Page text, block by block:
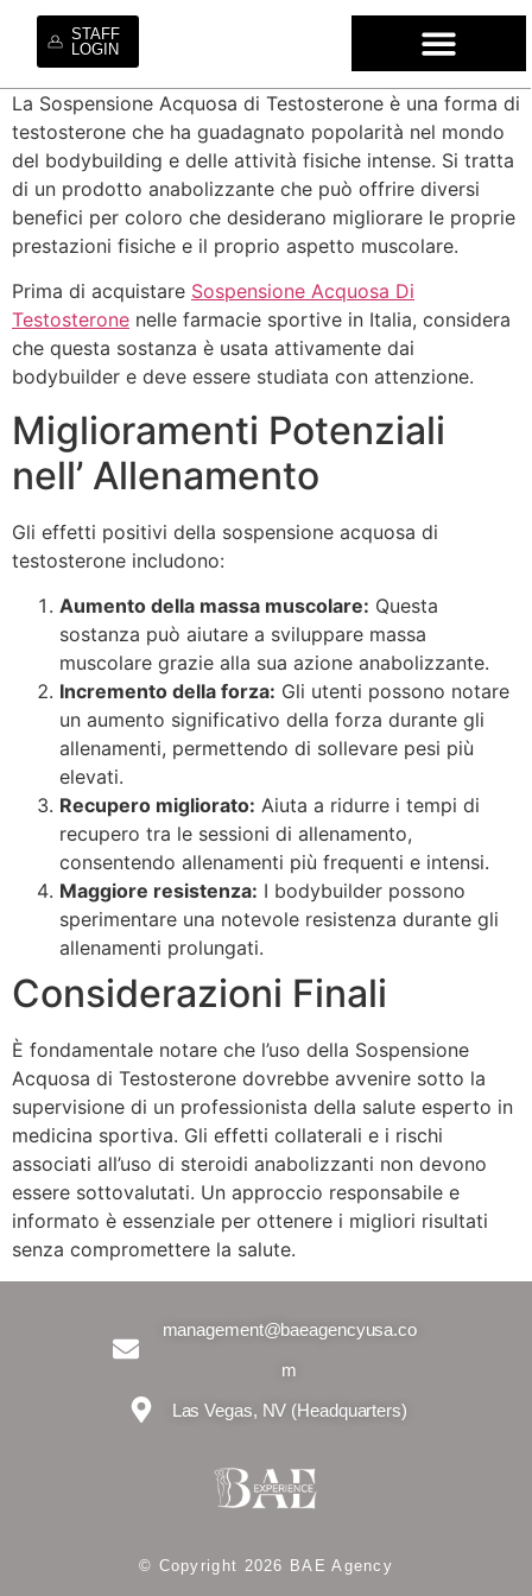
STAFF
LOGIN
La Sospensione Acquosa di Testosterone è una forma di
testosterone che ha guadagnato popolarità nel mondo
del bodybuilding e delle attività fisiche intense. Si tratta
di un prodotto anabolizzante che può offrire diversi
benefici per coloro che desiderano migliorare le proprie
prestazioni fisiche e il proprio aspetto muscolare.
Prima di acquistare Sospensione Acquosa Di
Testosterone nelle farmacie sportive in Italia, considera
che questa sostanza è usata attivamente dai
bodybuilder e deve essere studiata con attenzione.
Miglioramenti Potenziali
nell’ Allenamento
Gli effetti positivi della sospensione acquosa di
testosterone includono:
Aumento della massa muscolare: Questa
sostanza può aiutare a sviluppare massa
muscolare grazie alla sua azione anabolizzante.
Incremento della forza: Gli utenti possono notare
un aumento significativo della forza durante gli
allenamenti, permettendo di sollevare pesi più
elevati.
Recupero migliorato: Aiuta a ridurre i tempi di
recupero tra le sessioni di allenamento,
consentendo allenamenti più frequenti e intensi.
Maggiore resistenza: I bodybuilder possono
sperimentare una notevole resistenza durante gli
allenamenti prolungati.
Considerazioni Finali
È fondamentale notare che l’uso della Sospensione
Acquosa di Testosterone dovrebbe avvenire sotto la
supervisione di un professionista della salute esperto in
medicina sportiva. Gli effetti collaterali e i rischi
associati all’uso di steroidi anabolizzanti non devono
essere sottovalutati. Un approccio responsabile e
informato è essenziale per ottenere i migliori risultati
senza compromettere la salute.
© Copyright 2026 BAE Agency
management@baeagencyusa.co
m
Las Vegas, NV (Headquarters)